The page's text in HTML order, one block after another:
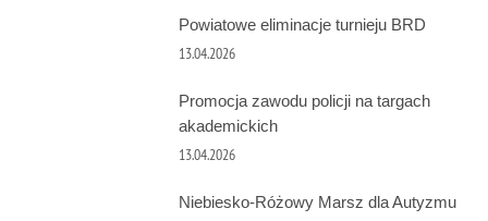
Powiatowe eliminacje turnieju BRD
13.04.2026
Promocja zawodu policji na targach
akademickich
13.04.2026
Niebiesko-Różowy Marsz dla Autyzmu